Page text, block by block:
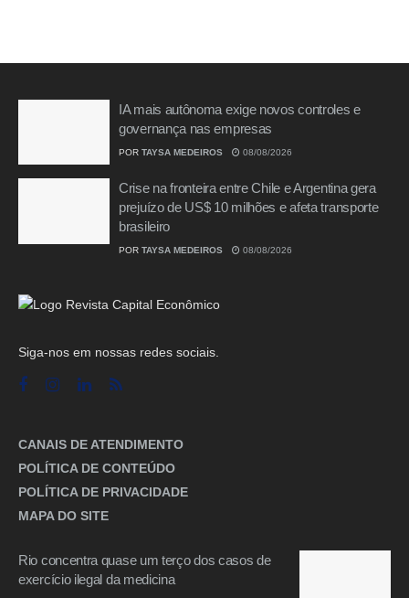
IA mais autônoma exige novos controles e
governança nas empresas
POR TAYSA MEDEIROS 08/08/2026
Crise na fronteira entre Chile e Argentina gera
prejuízo de US$ 10 milhões e afeta transporte
brasileiro
POR TAYSA MEDEIROS 08/08/2026
Siga-nos em nossas redes sociais.
CANAIS DE ATENDIMENTO
POLÍTICA DE CONTEÚDO
POLÍTICA DE PRIVACIDADE
MAPA DO SITE
Rio concentra quase um terço dos casos de
exercício ilegal da medicina